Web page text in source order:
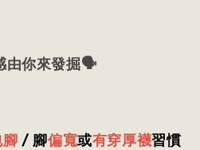
由你來發掘🗣
/ 腳偏寬或有穿厚襪習慣